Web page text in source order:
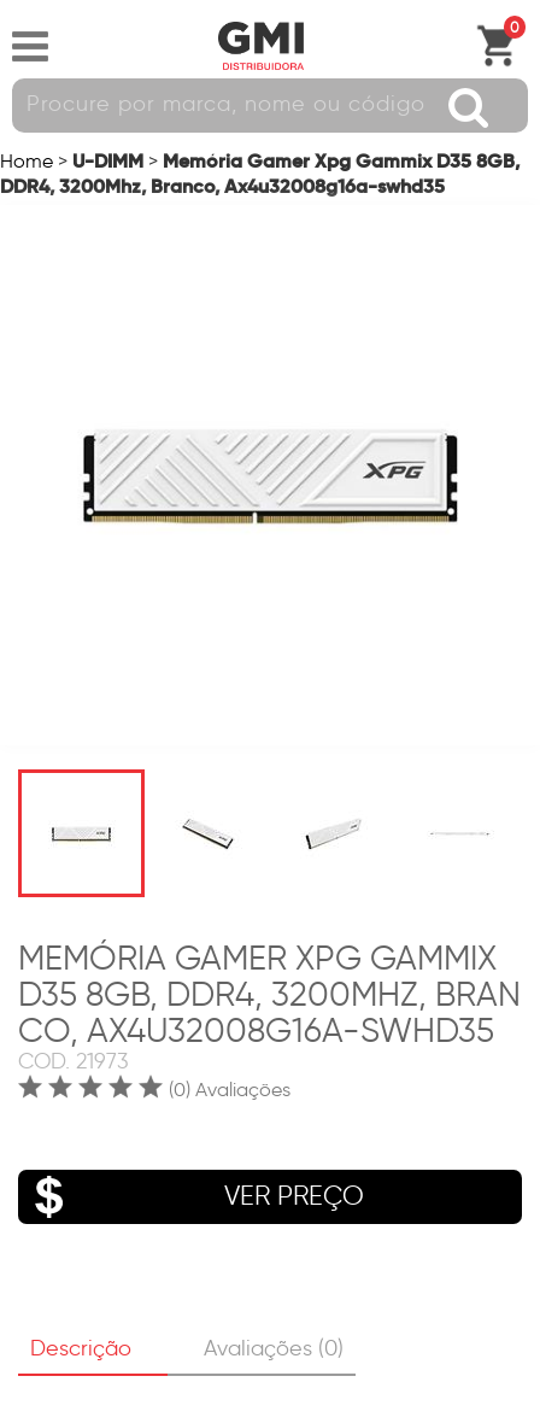
0
Home > U-DIMM > Memória Gamer Xpg Gammix D35 8GB,
DDR4, 3200Mhz, Branco, Ax4u32008g16a-swhd35
MEMÓRIA GAMER XPG GAMMIX
D35 8GB, DDR4, 3200MHZ, BRAN
CO, AX4U32008G16A-SWHD35
COD. 21973
(0) Avaliações
VER PREÇO
Descrição Avaliações (0)